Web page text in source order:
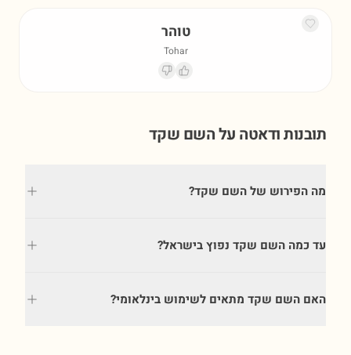
טוהר
Tohar
תובנות ודאטה על השם שקד
מה הפירוש של השם שקד?
עד כמה השם שקד נפוץ בישראל?
האם השם שקד מתאים לשימוש בינלאומי?